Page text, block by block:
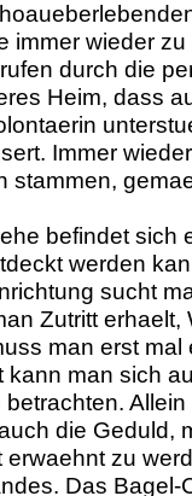
immer wieder
durch die
Heim, dass
Immer
stammen,
befindet sich
werden
sucht
Zutritt
man erst
kann man sich
die Geduld,
zu
Das